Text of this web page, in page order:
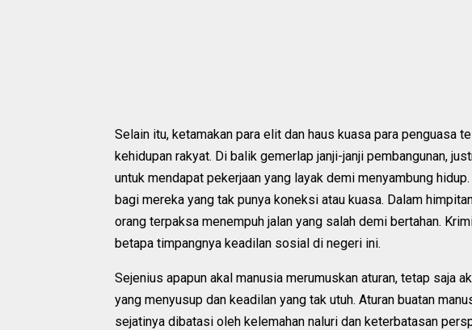
Selain itu, ketamakan para elit dan haus kuasa para penguasa
kehidupan rakyat. Di balik gemerlap janji-janji pembangunan,
untuk mendapat pekerjaan yang layak demi menyambung
bagi mereka yang tak punya koneksi atau kuasa. Dalam
orang terpaksa menempuh jalan yang salah demi bertahan.
betapa timpangnya keadilan sosial di negeri ini.
Sejenius apapun akal manusia merumuskan aturan, tetap saja
yang menyusup dan keadilan yang tak utuh. Aturan buatan
sejatinya dibatasi oleh kelemahan naluri dan keterbatasan